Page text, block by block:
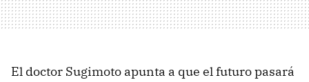
El doctor Sugimoto apunta a que el futuro pasará